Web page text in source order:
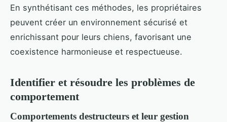
En synthétisant ces méthodes, les propriétaires
peuvent créer un environnement sécurisé et
enrichissant pour leurs chiens, favorisant une
coexistence harmonieuse et respectueuse.
Identifier et résoudre les problèmes de
comportement
Comportements destructeurs et leur gestion